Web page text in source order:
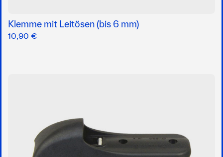
Klemme mit Leitösen (bis 6 mm)
10,90 €